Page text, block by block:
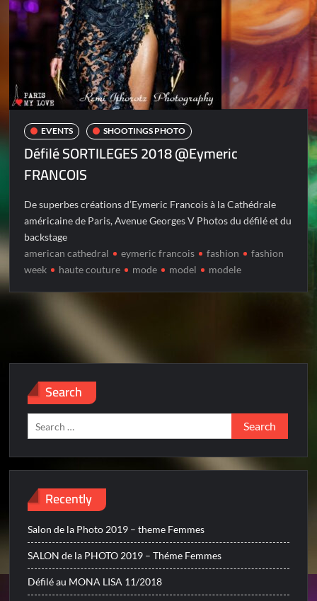
EVENTS SHOOTINGS PHOTO
Défilé SORTILEGES 2018 @Eymeric
FRANCOIS
De superbes créations d’Eymeric Francois à la Cathédrale
américaine de Paris, Avenue Georges V Photos du défilé et du
backstage
american cathedral
eymeric francois fashion
fashion
week
haute couture mode model modele
Search
Search
for:
Recently
Salon de la Photo 2019 – theme Femmes
SALON de la PHOTO 2019 – Théme Femmes
Défilé au MONA LISA 11/2018